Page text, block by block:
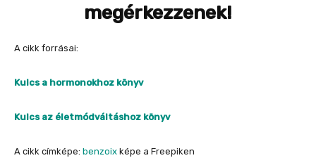
megérkezzenek!
A cikk forrásai:
Kulcs a hormonokhoz könyv
Kulcs az életmódváltáshoz könyv
A cikk címképe: benzoix képe a Freepiken